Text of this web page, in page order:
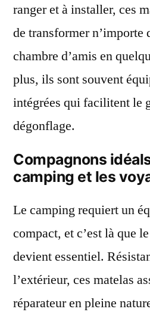
ranger et à installer, ces
de transformer n’importe
chambre d’amis en
plus, ils sont souvent
intégrées qui facilitent le
dégonflage.
Compagnons
camping et les
Le camping requiert un
compact, et c’est là que
devient essentiel.
l’extérieur, ces matelas
réparateur en pleine